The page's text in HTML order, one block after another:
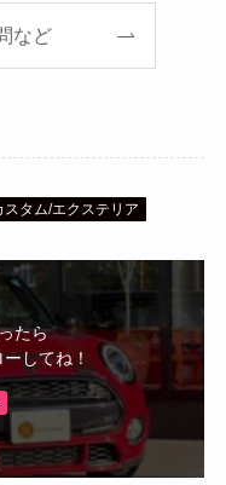
など
スタム/エクステリア
たら
してね！